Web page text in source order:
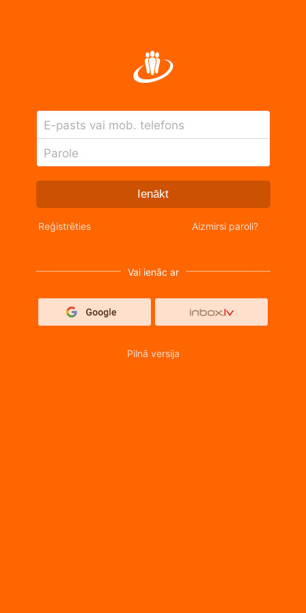
E-pasts vai mob. telefons
Parole
Ienākt
Reģistrēties Aizmirsi paroli?
Vai ienāc ar
Pilnā versija